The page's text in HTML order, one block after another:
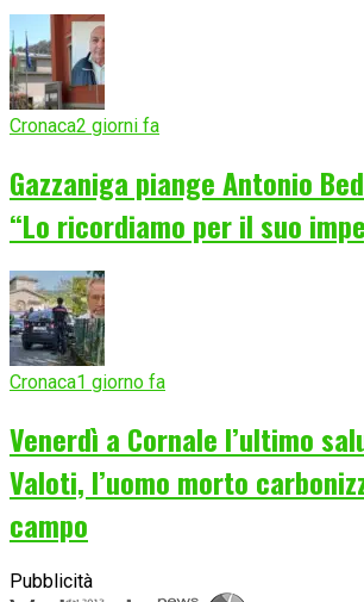
Cronaca2 giorni fa
Gazzaniga piange Antonio
“Lo ricordiamo per il suo
Cronaca1 giorno fa
Venerdì a Cornale l’ultimo
Valoti, l’uomo morto
campo
Pubblicità